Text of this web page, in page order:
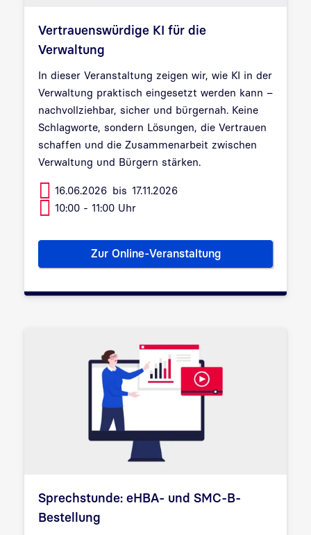
Vertrauenswürdige KI für die
Verwaltung
In dieser Veranstaltung zeigen wir, wie KI in der
Verwaltung praktisch eingesetzt werden kann –
nachvollziehbar, sicher und bürgernah. Keine
Schlagworte, sondern Lösungen, die Vertrauen
schaffen und die Zusammenarbeit zwischen
Verwaltung und Bürgern stärken.
16.06.2026 bis 17.11.2026
10:00 - 11:00 Uhr
Zur Online-VeranstaltungVertrauenswürdige KI für die
Sprechstunde: eHBA- und SMC-B-
Bestellung